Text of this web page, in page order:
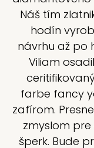
Náš tím
hodín
návrhu až po
Viliam
farbe fancy
zafírom.
zmyslom
šperk. Bude